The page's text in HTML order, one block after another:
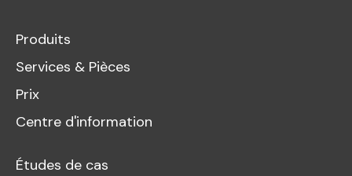
Produits
Services & Pièces
Prix
Centre d'information
Études de cas